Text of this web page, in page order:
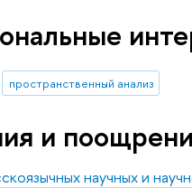
пространственный анализ
и
научных и